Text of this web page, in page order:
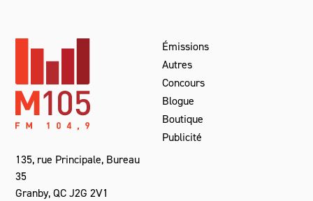
135, rue Principale, Bureau
35
Granby, QC J2G 2V1
Émissions
Autres
Concours
Blogue
Boutique
Publicité